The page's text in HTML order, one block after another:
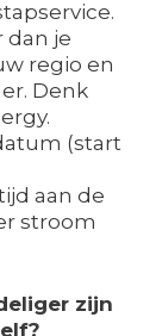
dan je
regio en
Denk
(start
aan de
stroom
zijn